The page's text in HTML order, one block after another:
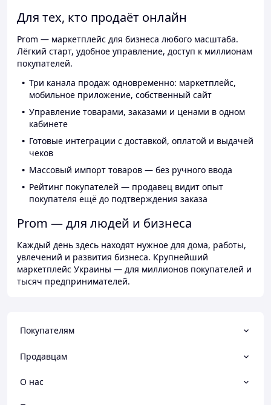
Для тех, кто продаёт онлайн
Prom — маркетплейс для бизнеса любого масштаба.
Лёгкий старт, удобное управление, доступ к миллионам
покупателей.
Три канала продаж одновременно: маркетплейс,
мобильное приложение, собственный сайт
Управление товарами, заказами и ценами в одном
кабинете
Готовые интеграции с доставкой, оплатой и выдачей
чеков
Массовый импорт товаров — без ручного ввода
Рейтинг покупателей — продавец видит опыт
покупателя ещё до подтверждения заказа
Prom — для людей и бизнеса
Каждый день здесь находят нужное для дома, работы,
увлечений и развития бизнеса. Крупнейший
маркетплейс Украины — для миллионов покупателей и
тысяч предпринимателей.
Покупателям
Продавцам
О нас